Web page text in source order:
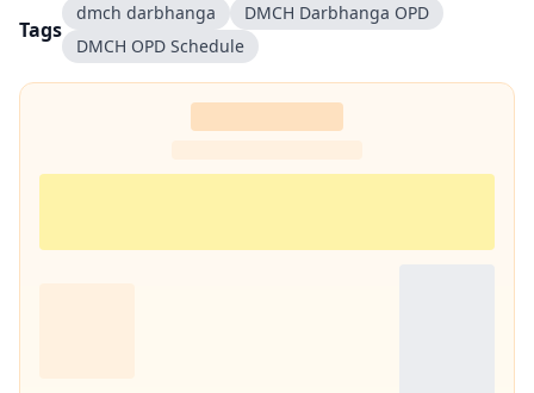
Tags
dmch darbhanga
DMCH Darbhanga OPD
DMCH OPD Schedule